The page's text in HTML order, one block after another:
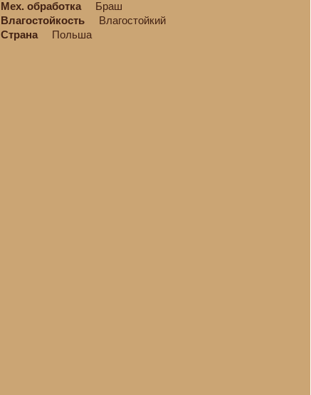
Мех. обработка Браш
Влагостойкость Влагостойкий
Страна Польша